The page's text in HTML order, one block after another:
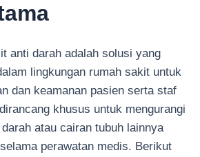
anti darah adalah solusi yang
lingkungan rumah sakit untuk
dan keamanan pasien serta staf
khusus untuk mengurangi
atau cairan tubuh lainnya
perawatan medis. Berikut